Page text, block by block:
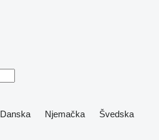
Danska Njemačka
Švedska